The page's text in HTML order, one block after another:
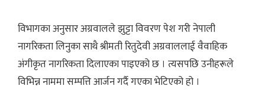
विभागका अनुसार अग्रवालले झुट्टा विवरण पेश गरी नेपाली
नागरिकता लिनुका साथै श्रीमती रितुदेवी अग्रवाललाई वैवाहिक
अंगीकृत नागरिकता दिलाएका पाइएको छ । त्यसपछि उनीहरूले
विभिन्न नाममा सम्पत्ति आर्जन गर्दै गएका भेटिएको हो ।